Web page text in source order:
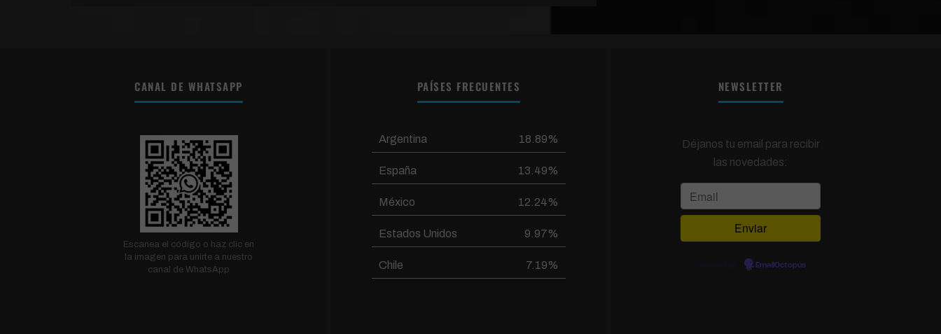
CANAL DE WHATSAPP
Escanea el código o haz clic en
la imagen para unirte a nuestro
canal de WhatsApp
PAÍSES FRECUENTES
Argentina 18.89%
España 13.49%
México 12.24%
Estados Unidos 9.97%
Chile 7.19%
NEWSLETTER
Déjanos tu email para recibir
las novedades:
EmailOctopus